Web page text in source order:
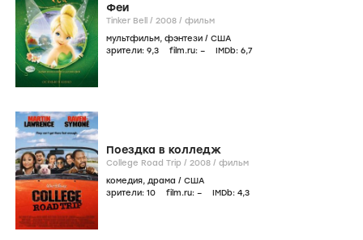
Феи
Tinker Bell / 2008 / фильм
мультфильм, фэнтези / США
зрители: 9,3 film.ru: – IMDb: 6,7
Поездка в колледж
College Road Trip / 2008 / фильм
комедия, драма / США
зрители: 10 film.ru: – IMDb: 4,3